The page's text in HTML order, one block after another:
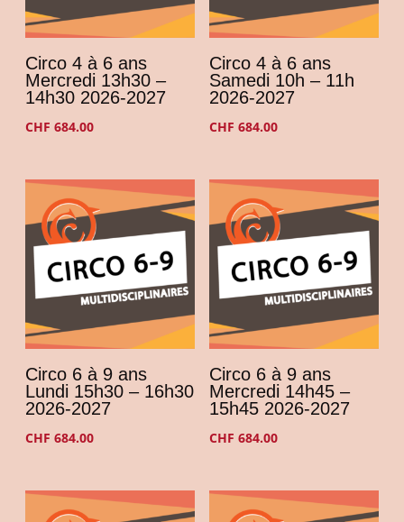
Circo 4 à 6 ans
Mercredi 13h30 –
14h30 2026-2027
CHF 684.00
Circo 4 à 6 ans
Samedi 10h – 11h
2026-2027
CHF 684.00
Circo 6 à 9 ans
Lundi 15h30 – 16h30
2026-2027
CHF 684.00
Circo 6 à 9 ans
Mercredi 14h45 –
15h45 2026-2027
CHF 684.00